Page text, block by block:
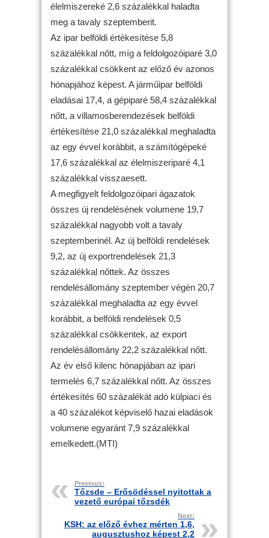
élelmiszereké 2,6 százalékkal haladta
meg a tavaly szeptemberit.
Az ipar belföldi értékesítése 5,8
százalékkal nőtt, míg a feldolgozóiparé 3,0
százalékkal csökkent az előző év azonos
hónapjához képest. A járműipar belföldi
eladásai 17,4, a gépiparé 58,4 százalékkal
nőtt, a villamosberendezések belföldi
értékesítése 21,0 százalékkal meghaladta
az egy évvel korábbit, a számítógépeké
17,6 százalékkal az élelmiszeriparé 4,1
százalékkal visszaesett.
A megfigyelt feldolgozóipari ágazatok
összes új rendelésének volumene 19,7
százalékkal nagyobb volt a tavaly
szeptemberinél. Az új belföldi rendelések
9,2, az új exportrendelések 21,3
százalékkal nőttek. Az összes
rendelésállomány szeptember végén 20,7
százalékkal meghaladta az egy évvel
korábbit, a belföldi rendelések 0,5
százalékkal csökkentek, az export
rendelésállomány 22,2 százalékkal nőtt.
Az év első kilenc hónapjában az ipari
termelés 6,7 százalékkal nőtt. Az összes
értékesítés 60 százalékát adó külpiaci és
a 40 százalékot képviselő hazai eladások
volumene egyaránt 7,9 százalékkal
emelkedett.(MTI)
Previous:
Tőzsde – Erősödéssel nyitottak a
vezető európai tőzsdék
Next:
KSH: az előző évhez mérten 1,6,
augusztushoz képest 2,2